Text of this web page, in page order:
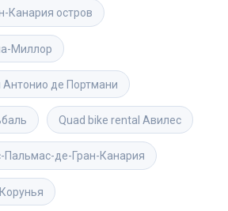
Канария остров
Миллор
Антонио де Портмани
Quad bike rental Авилес
Пальмас-де-Гран-Канария